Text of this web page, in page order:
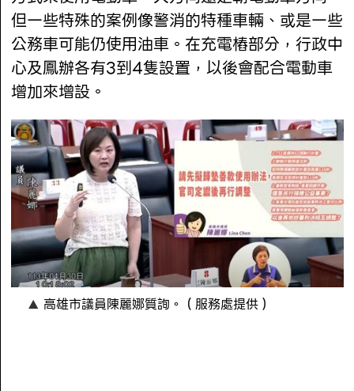
但一些特殊的案例像警消的特種車輛、或是一些
公務車可能仍使用油車。在充電樁部分，行政中
心及鳳辦各有3到4隻設置，以後會配合電動車
增加來增設。
高雄市議員陳麗娜質詢。（服務處提供）